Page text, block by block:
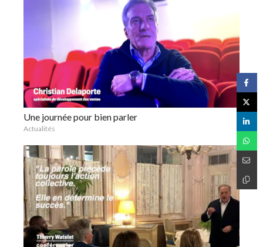
Une journée pour bien parler
Actualités